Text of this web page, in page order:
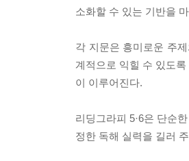
소화할 수 있는 기반을
각 지문은 흥미로운 주
계적으로 익힐 수 있도
이 이루어진다.
리딩그라피 5·6은 단순
정한 독해 실력을 길러